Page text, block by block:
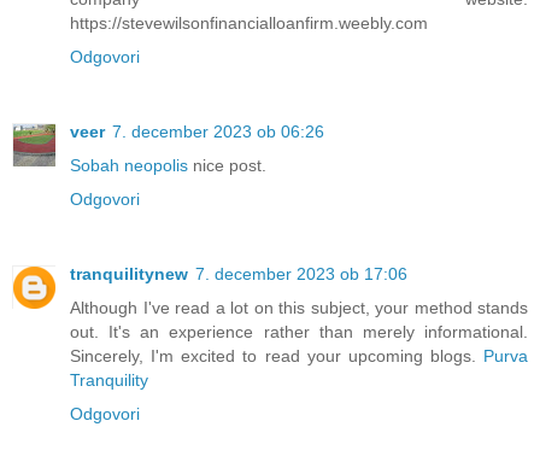
https://stevewilsonfinancialloanfirm.weebly.com
Odgovori
veer 7. december 2023 ob 06:26
Sobah neopolis nice post.
Odgovori
tranquilitynew 7. december 2023 ob 17:06
Although I've read a lot on this subject, your method stands
out. It's an experience rather than merely informational.
Sincerely, I'm excited to read your upcoming blogs. Purva
Tranquility
Odgovori